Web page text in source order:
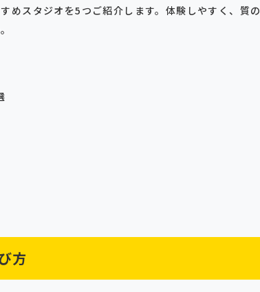
めスタジオを5つご紹介します。体験しやすく、質の
方